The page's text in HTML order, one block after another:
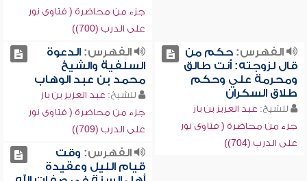
جزء من محاضرة ( فتاوى نور
على الدرب (700))
الفهرس:حكم من
قال لزوجته: أنت طالق
ومحرمة علي وحكم
طلاق السكران
للشيخ: عبد العزيز بن باز
جزء من محاضرة ( فتاوى نور
على الدرب (704))
الفهرس:الدعوة
السلفية والشيخ
محمد بن عبد الوهاب
للشيخ: عبد العزيز بن باز
جزء من محاضرة ( فتاوى نور
على الدرب (709))
الفهرس: وقت
قيام الليل وعقيدة